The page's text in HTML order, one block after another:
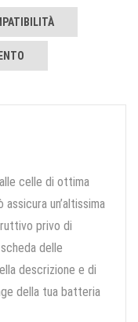
celle di ottima
un’altissima
privo di
delle
descrizione e di
della tua batteria